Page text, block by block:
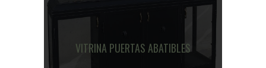
VITRINA PUERTAS ABATIBLES